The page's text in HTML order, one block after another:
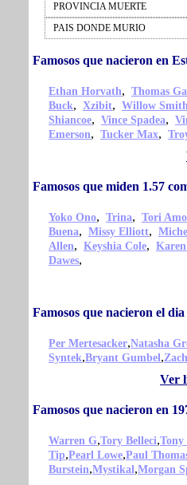
PROVINCIA MUERTE
PAIS DONDE MURIO
Famosos que nacieron en
Ethan Horvath, Thomas
Buck, Xzibit, Willow
Shiancoe, Vince Spadea,
Emerson, Tucker Max,
Famosos que miden 1.57
Yoko Ono, Trina, Tori
Buena, Missy Elliott,
Allen, Keyshia Cole,
Dawes,
Famosos que nacieron el
Per Mertesacker,Natasha
Syntek,Bryant Gumbel,
Ver
Famosos que nacieron en
Warren G,Tory Belleci,Tony
Tip,Pearl Lowe,Paul
Burstein,Mystikal,Morgan